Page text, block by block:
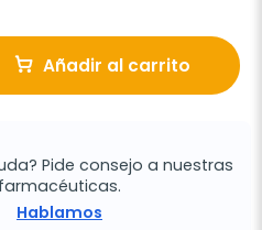
Añadir al carrito
Pide consejo a nuestras
farmacéuticas.
Hablamos